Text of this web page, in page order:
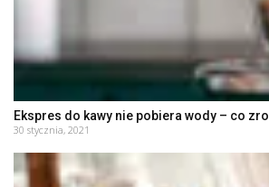
Ekspres do kawy nie pobiera wody – co
30 stycznia, 2021